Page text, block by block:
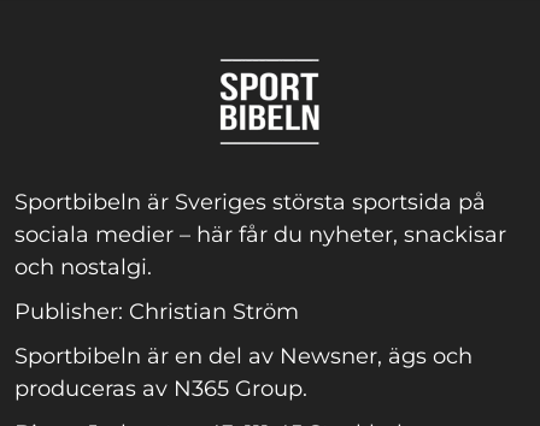
Sportbibeln är Sveriges största sportsida på
sociala medier – här får du nyheter, snackisar
och nostalgi.
Publisher: Christian Ström
Sportbibeln är en del av Newsner, ägs och
produceras av N365 Group.